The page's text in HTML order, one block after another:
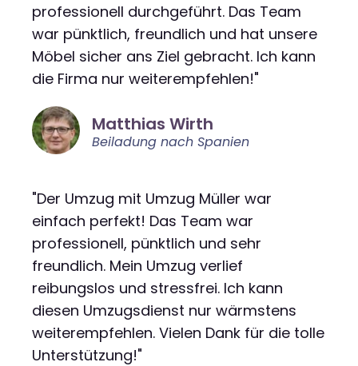
professionell durchgeführt. Das Team
war pünktlich, freundlich und hat unsere
Möbel sicher ans Ziel gebracht. Ich kann
die Firma nur weiterempfehlen!"
Matthias Wirth
Beiladung nach Spanien
"Der Umzug mit Umzug Müller war
einfach perfekt! Das Team war
professionell, pünktlich und sehr
freundlich. Mein Umzug verlief
reibungslos und stressfrei. Ich kann
diesen Umzugsdienst nur wärmstens
weiterempfehlen. Vielen Dank für die tolle
Unterstützung!"